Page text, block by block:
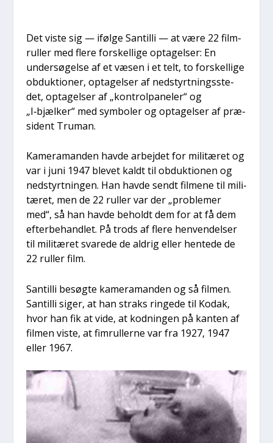
Det viste sig — iføl­ge San­til­li — at være 22 film­
rul­ler med fle­re for­skel­li­ge opta­gel­ser: En
under­sø­gel­se af et væsen i et telt, to for­skel­li­ge
obduk­tio­ner, opta­gel­ser af nedstyrt­nings­ste­
det, opta­gel­ser af „kon­trol­pa­ne­ler“ og
„I‑bjælker“ med sym­bo­ler og opta­gel­ser af præ­
si­dent Tru­man.
Kame­ra­man­den hav­de arbej­det for mili­tæ­ret og
var i juni 1947 ble­vet kaldt til obduk­tio­nen og
nedstyrt­nin­gen. Han hav­de sendt fil­me­ne til mili­
tæ­ret, men de 22 rul­ler var der „pro­ble­mer
med“, så han hav­de beholdt dem for at få dem
efter­be­hand­let. På trods af fle­re hen­ven­del­ser
til mili­tæ­ret sva­re­de de aldrig eller hen­te­de de
22 rul­ler film.
San­til­li besøg­te kame­ra­man­den og så fil­men.
San­til­li siger, at han straks rin­ge­de til Kodak,
hvor han fik at vide, at kod­nin­gen på kan­ten af
fil­men viste, at fim­rul­ler­ne var fra 1927, 1947
eller 1967.